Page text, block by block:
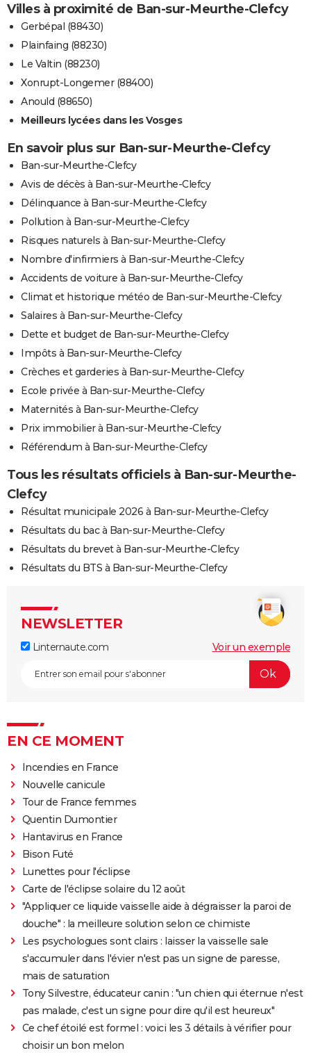
Villes à proximité de Ban-sur-Meurthe-Clefcy
Gerbépal (88430)
Plainfaing (88230)
Le Valtin (88230)
Xonrupt-Longemer (88400)
Anould (88650)
Meilleurs lycées dans les Vosges
En savoir plus sur Ban-sur-Meurthe-Clefcy
Ban-sur-Meurthe-Clefcy
Avis de décès à Ban-sur-Meurthe-Clefcy
Délinquance à Ban-sur-Meurthe-Clefcy
Pollution à Ban-sur-Meurthe-Clefcy
Risques naturels à Ban-sur-Meurthe-Clefcy
Nombre d'infirmiers à Ban-sur-Meurthe-Clefcy
Accidents de voiture à Ban-sur-Meurthe-Clefcy
Climat et historique météo de Ban-sur-Meurthe-Clefcy
Salaires à Ban-sur-Meurthe-Clefcy
Dette et budget de Ban-sur-Meurthe-Clefcy
Impôts à Ban-sur-Meurthe-Clefcy
Crèches et garderies à Ban-sur-Meurthe-Clefcy
Ecole privée à Ban-sur-Meurthe-Clefcy
Maternités à Ban-sur-Meurthe-Clefcy
Prix immobilier à Ban-sur-Meurthe-Clefcy
Référendum à Ban-sur-Meurthe-Clefcy
Tous les résultats officiels à Ban-sur-Meurthe-
Clefcy
Résultat municipale 2026 à Ban-sur-Meurthe-Clefcy
Résultats du bac à Ban-sur-Meurthe-Clefcy
Résultats du brevet à Ban-sur-Meurthe-Clefcy
Résultats du BTS à Ban-sur-Meurthe-Clefcy
NEWSLETTER
Linternaute.com Voir un exemple
EN CE MOMENT
Incendies en France
Nouvelle canicule
Tour de France femmes
Quentin Dumontier
Hantavirus en France
Bison Futé
Lunettes pour l'éclipse
Carte de l'éclipse solaire du 12 août
"Appliquer ce liquide vaisselle aide à dégraisser la paroi de
douche" : la meilleure solution selon ce chimiste
Les psychologues sont clairs : laisser la vaisselle sale
s'accumuler dans l'évier n'est pas un signe de paresse,
mais de saturation
Tony Silvestre, éducateur canin : "un chien qui éternue n'est
pas malade, c'est un signe pour dire qu'il est heureux"
Ce chef étoilé est formel : voici les 3 détails à vérifier pour
choisir un bon melon